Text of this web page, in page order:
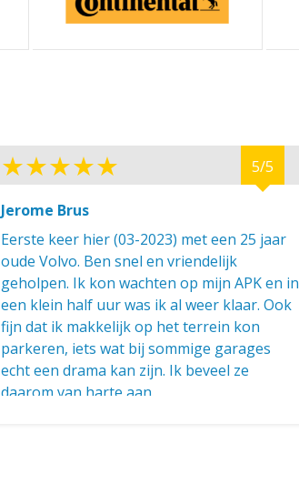
5/5
Jerome Brus
Eerste keer hier (03-2023) met een 25 jaar
oude Volvo. Ben snel en vriendelijk
geholpen. Ik kon wachten op mijn APK en in
een klein half uur was ik al weer klaar. Ook
fijn dat ik makkelijk op het terrein kon
parkeren, iets wat bij sommige garages
echt een drama kan zijn. Ik beveel ze
daarom van harte aan.